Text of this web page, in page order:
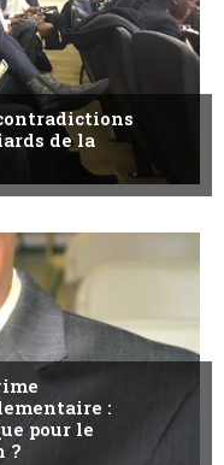
de la
:
pour le
?